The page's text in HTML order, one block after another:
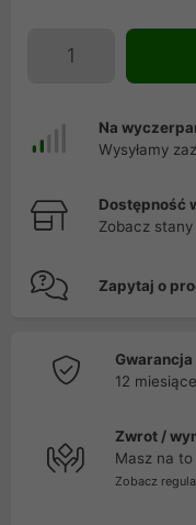
Na
Wysyłamy
Dostępność
Zobacz
Zapytaj o
12 miesiące
Zwrot /
Masz na to
Zobacz